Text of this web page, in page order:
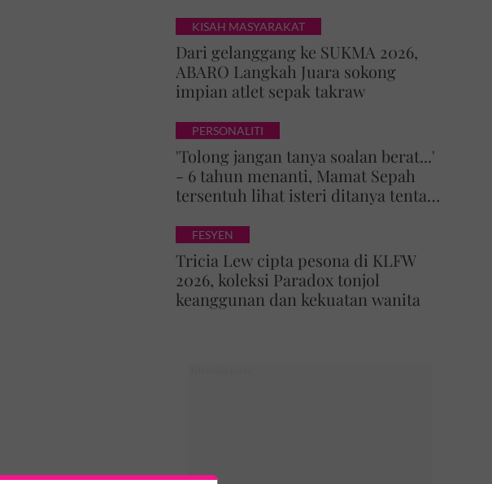
KISAH MASYARAKAT
Dari gelanggang ke SUKMA 2026,
ABARO Langkah Juara sokong
impian atlet sepak takraw
PERSONALITI
'Tolong jangan tanya soalan berat...'
- 6 tahun menanti, Mamat Sepah
tersentuh lihat isteri ditanya tentang
FESYEN
Tricia Lew cipta pesona di KLFW
2026, koleksi Paradox tonjol
keanggunan dan kekuatan wanita